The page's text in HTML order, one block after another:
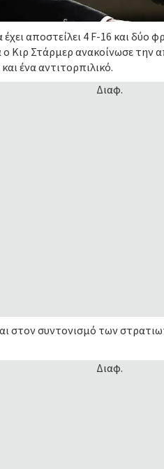
έχει αποστείλει 4 F-16 και
Κιρ Στάρμερ ανακοίνωσε την
ένα αντιτορπιλικό.
Διαφ.
στον συντονισμό των
Διαφ.